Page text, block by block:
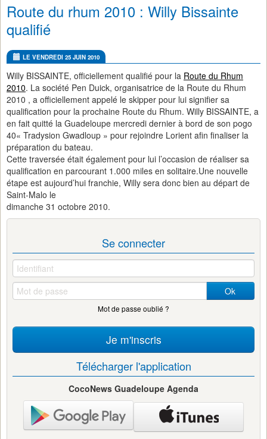
Route du rhum 2010 : Willy Bissainte
qualifié
LE VENDREDI 25 JUIN 2010
Willy BISSAINTE, officiellement qualifié pour la Route du Rhum
2010. La société Pen Duick, organisatrice de la Route du Rhum
2010 , a officiellement appelé le skipper pour lui signifier sa
qualification pour la prochaine Route du Rhum. Willy BISSAINTE, a
en fait quitté la Guadeloupe mercredi dernier à bord de son pogo
40« Tradysion Gwadloup » pour rejoindre Lorient afin finaliser la
préparation du bateau.
Cette traversée était également pour lui l’occasion de réaliser sa
qualification en parcourant 1.000 miles en solitaire.Une nouvelle
étape est aujourd’hui franchie, Willy sera donc bien au départ de
Saint-Malo le
dimanche 31 octobre 2010.
Se connecter
Ok
Mot de passe oublié ?
Je m'inscris
Télécharger l'application
CocoNews Guadeloupe Agenda